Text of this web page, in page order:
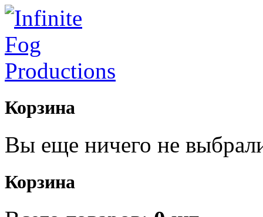
Корзина
Вы еще ничего не
Корзина